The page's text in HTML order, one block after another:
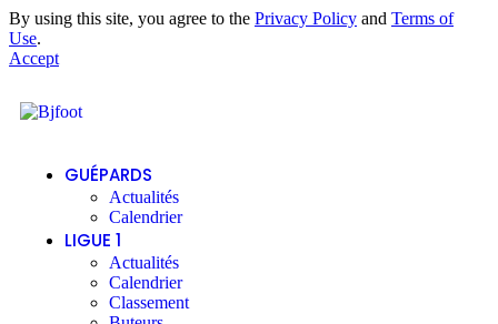
By using this site, you agree to the Privacy Policy and Terms of
Use.
Accept
GUÉPARDS
Actualités
Calendrier
LIGUE 1
Actualités
Calendrier
Classement